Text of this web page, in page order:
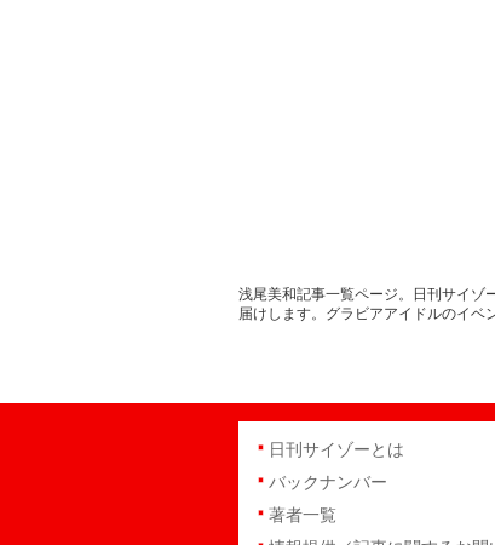
浅尾美和記事一覧ページ。日刊サイゾ
届けします。グラビアアイドルのイ
日刊サイゾーとは
バックナンバー
著者一覧